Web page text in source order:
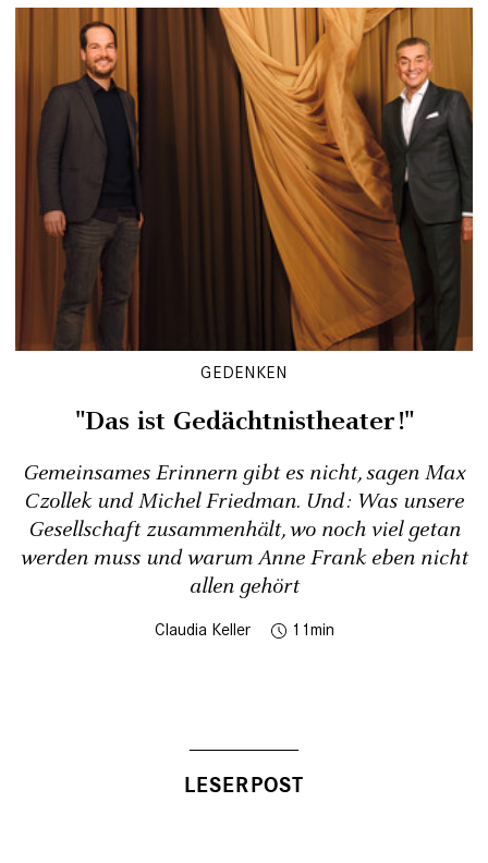
GEDENKEN
"Das ist Gedächtnistheater!"
Gemeinsames Erinnern gibt es nicht, sagen Max
Czollek und Michel Friedman. Und: Was unsere
Gesellschaft zusammenhält, wo noch viel getan
werden muss und warum Anne Frank eben nicht
allen gehört
Claudia Keller 11